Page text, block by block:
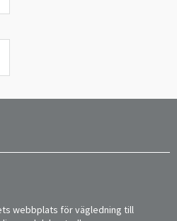
webbplats för vägledning till